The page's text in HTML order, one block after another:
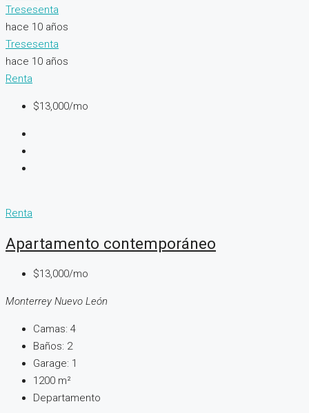
Tresesenta
hace 10 años
Tresesenta
hace 10 años
Renta
$13,000/mo
Renta
Apartamento contemporáneo
$13,000/mo
Monterrey Nuevo León
Camas: 4
Baños: 2
Garage: 1
1200 m²
Departamento